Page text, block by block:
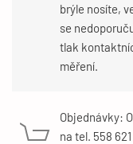
brýle nosíte,
se
tlak
měření.
Objednávky:
na tel. 558